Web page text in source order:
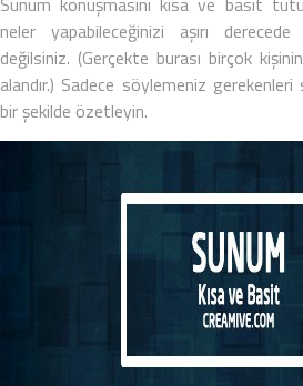
neler yapabileceğinizi aşırı
değilsiniz. (Gerçekte burası birçok
alandır.) Sadece söylemeniz
bir şekilde özetleyin.